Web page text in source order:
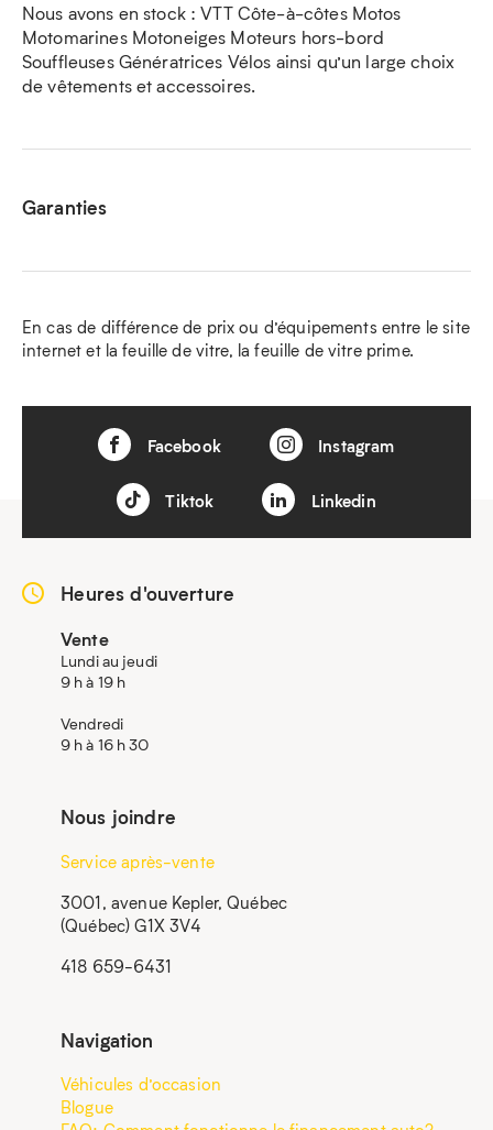
Nous avons en stock : VTT Côte-à-côtes Motos
Motomarines Motoneiges Moteurs hors-bord
Souffleuses Génératrices Vélos ainsi qu’un large choix
de vêtements et accessoires.
Garanties
En cas de différence de prix ou d’équipements entre le site
internet et la feuille de vitre, la feuille de vitre prime.
Facebook Instagram
Tiktok Linkedin
Heures d'ouverture
Vente
Lundi au jeudi
9 h à 19 h
Vendredi
9 h à 16 h 30
Nous joindre
Service après-vente
3001, avenue Kepler, Québec
(Québec) G1X 3V4
418 659-6431
Navigation
Véhicules d’occasion
Blogue